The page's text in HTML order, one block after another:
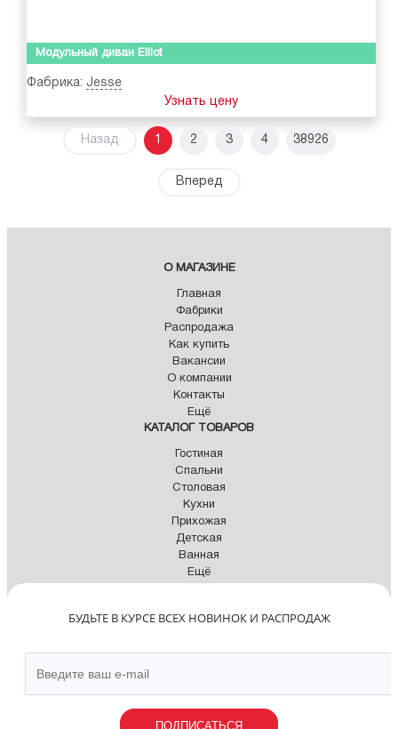
Модульный диван Elliot
Фабрика: Jesse
Узнать цену
Назад 1 2 3 4 38926
Вперед
О МАГАЗИНЕ
Главная
Фабрики
Распродажа
Как купить
Вакансии
О компании
Контакты
Ещё
КАТАЛОГ ТОВАРОВ
Гостиная
Спальни
Столовая
Кухни
Прихожая
Детская
Ванная
Ещё
БУДЬТЕ В КУРСЕ ВСЕХ НОВИНОК И РАСПРОДАЖ
ПОДПИСАТЬСЯ